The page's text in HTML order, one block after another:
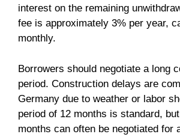
interest on the remaining
fee is approximately 3% per year,
monthly.
Borrowers should negotiate a long
period. Construction delays are
Germany due to weather or labor
period of 12 months is standard,
months can often be negotiated for